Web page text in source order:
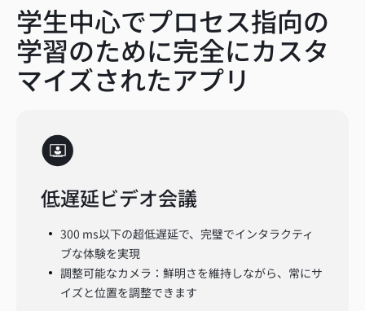
学生中心でプロセス指向の
学習のために完全にカスタ
マイズされたアプリ
低遅延ビデオ会議
300 ms以下の超低遅延で、完璧でインタラクティ
ブな体験を実現
調整可能なカメラ：鮮明さを維持しながら、常にサ
イズと位置を調整できます